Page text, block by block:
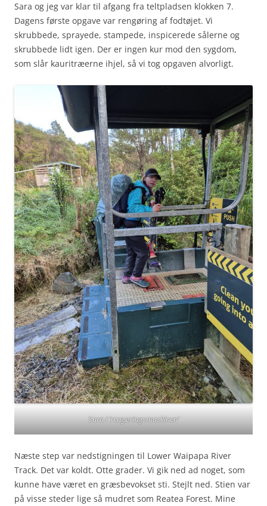
Sara og jeg var klar til afgang fra teltpladsen klokken 7.
Dagens første opgave var rengøring af fodtøjet. Vi
skrubbede, sprayede, stampede, inspicerede sålerne og
skrubbede lidt igen. Der er ingen kur mod den sygdom,
som slår kauritræerne ihjel, så vi tog opgaven alvorligt.
Sara i ‘rengøringsmaskinen’
Næste step var nedstigningen til Lower Waipapa River
Track. Det var koldt. Otte grader. Vi gik ned ad noget, som
kunne have været en græsbevokset sti. Stejlt ned. Stien var
på visse steder lige så mudret som Reatea Forest. Mine